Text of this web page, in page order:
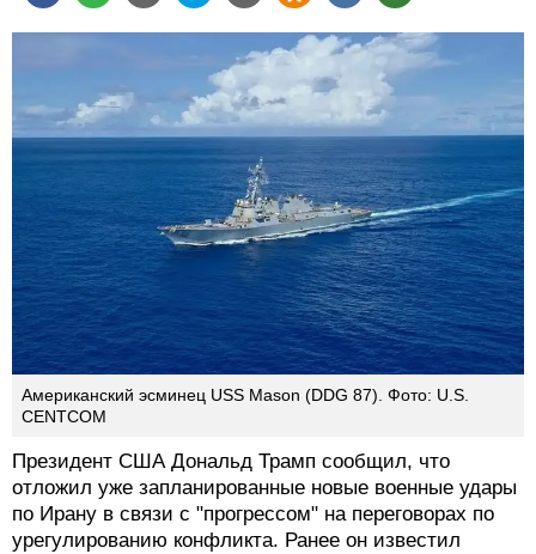
Американский эсминец USS Mason (DDG 87). Фото: U.S.
CENTCOM
Президент США Дональд Трамп сообщил, что
отложил уже запланированные новые военные удары
по Ирану в связи с "прогрессом" на переговорах по
урегулированию конфликта. Ранее он известил